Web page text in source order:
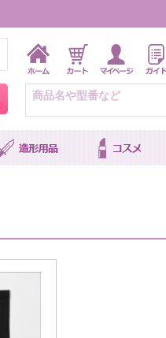
キャラ別おすすめ商品を見る